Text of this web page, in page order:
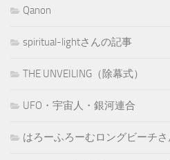
Qanon
spiritual-lightさんの記事
THE UNVEILING（除幕式）
UFO・宇宙人・銀河連合
はろーふろーむロングビーチ